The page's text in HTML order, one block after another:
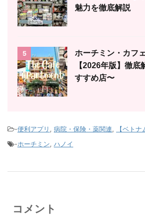
魅力を徹底解説
5
ホーチミン・カフ
【2026年版】徹
すすめ店〜
-便利アプリ , 病院・保険・薬関連,
【ベト
-ホーチミン, ハノイ
コメント